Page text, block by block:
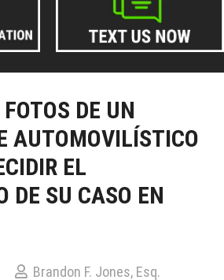
DE UN
AUTOMOVILÍSTICO
EL
DE SU CASO EN
Brandon F. Jones, Esq.